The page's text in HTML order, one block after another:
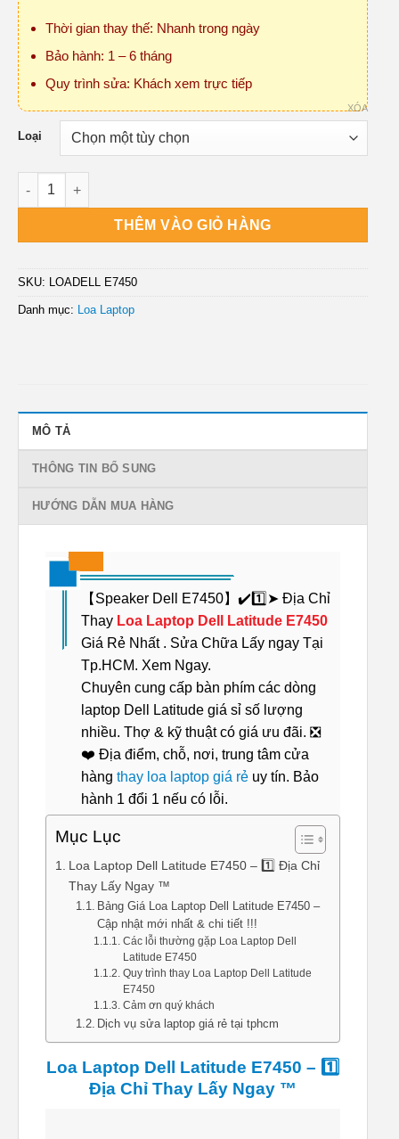
Thời gian thay thế: Nhanh trong ngày
Bảo hành: 1 – 6 tháng
Quy trình sửa: Khách xem trực tiếp
Loại
XÓA
Loa Laptop Dell Latitude E7450 số lượng
THÊM VÀO GIỎ HÀNG
SKU: LOADELL E7450
Danh mục: Loa Laptop
MÔ TẢ
THÔNG TIN BỔ SUNG
HƯỚNG DẪN MUA HÀNG
【Speaker Dell E7450】✔️1️⃣➤ Địa Chỉ
Thay Loa Laptop Dell Latitude E7450
Giá Rẻ Nhất . Sửa Chữa Lấy ngay Tại
Tp.HCM. Xem Ngay.
Chuyên cung cấp bàn phím các dòng
laptop Dell Latitude giá sỉ số lượng
nhiều. Thợ & kỹ thuật có giá ưu đãi. ❎
❤️ Địa điểm, chỗ, nơi, trung tâm cửa
hàng thay loa laptop giá rẻ uy tín. Bảo
hành 1 đổi 1 nếu có lỗi.
Mục Lục
Loa Laptop Dell Latitude E7450 – 1️⃣ Địa Chỉ
Thay Lấy Ngay ™
Bảng Giá Loa Laptop Dell Latitude E7450 –
Cập nhật mới nhất & chi tiết !!!
Các lỗi thường gặp Loa Laptop Dell
Latitude E7450
Quy trình thay Loa Laptop Dell Latitude
E7450
Cảm ơn quý khách
Dịch vụ sửa laptop giá rẻ tại tphcm
Loa Laptop Dell Latitude E7450 – 1️⃣
Địa Chỉ Thay Lấy Ngay ™